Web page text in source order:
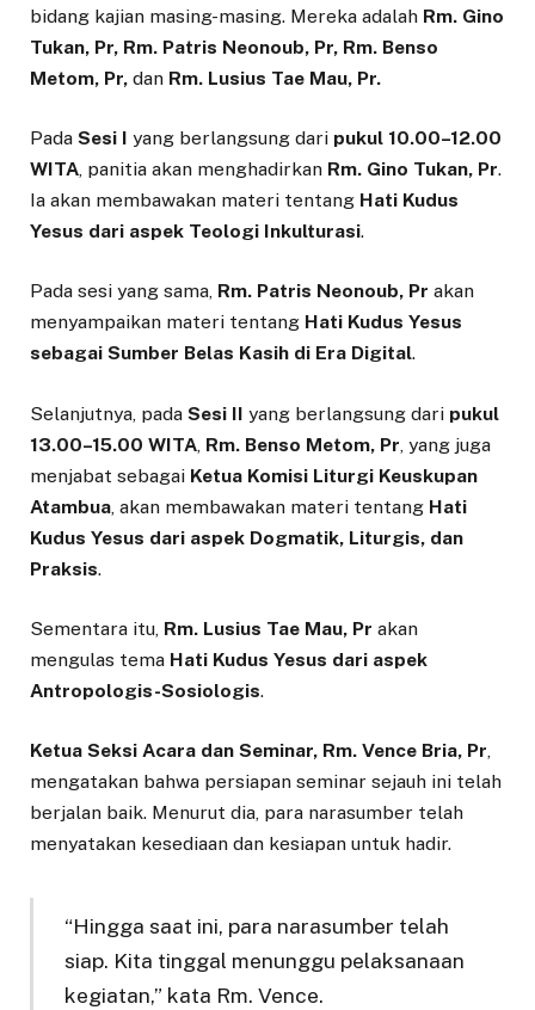
bidang kajian masing-masing. Mereka adalah Rm. Gino
Tukan, Pr, Rm. Patris Neonoub, Pr, Rm. Benso
Metom, Pr, dan Rm. Lusius Tae Mau, Pr.
Pada Sesi I yang berlangsung dari pukul 10.00–12.00
WITA, panitia akan menghadirkan Rm. Gino Tukan, Pr.
Ia akan membawakan materi tentang Hati Kudus
Yesus dari aspek Teologi Inkulturasi.
Pada sesi yang sama, Rm. Patris Neonoub, Pr akan
menyampaikan materi tentang Hati Kudus Yesus
sebagai Sumber Belas Kasih di Era Digital.
Selanjutnya, pada Sesi II yang berlangsung dari pukul
13.00–15.00 WITA Rm. Benso Metom, Pr , yang juga
menjabat sebagai Ketua Komisi Liturgi Keuskupan
Atambua , akan membawakan materi tentang Hati
Kudus Yesus dari aspek Dogmatik, Liturgis, dan
Praksis.
Sementara itu, Rm. Lusius Tae Mau, Pr akan
mengulas tema Hati Kudus Yesus dari aspek
Antropologis-Sosiologis.
Ketua Seksi Acara dan Seminar, Rm. Vence Bria, Pr,
mengatakan bahwa persiapan seminar sejauh ini telah
berjalan baik. Menurut dia, para narasumber telah
menyatakan kesediaan dan kesiapan untuk hadir.
“Hingga saat ini, para narasumber telah
siap. Kita tinggal menunggu pelaksanaan
kegiatan,” kata Rm. Vence.